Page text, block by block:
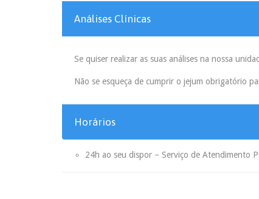
Análises Clínicas
Se quiser realizar as suas análises na nossa
Não se esqueça de cumprir o jejum obrigatório
Horários
24h ao seu dispor – Serviço de Atendimento